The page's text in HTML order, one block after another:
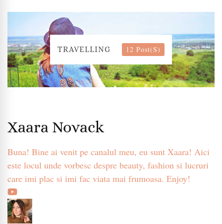
TRAVELLING 12 Post(s)
Xaara Novack
Buna! Bine ai venit pe canalul meu, eu sunt Xaara! Aici
este locul unde vorbesc despre beauty, fashion si lucruri
care imi plac si imi fac viata mai frumoasa. Enjoy!